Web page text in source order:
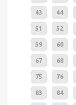
43 44
51 52
59 60
67 68
75 76
83 84